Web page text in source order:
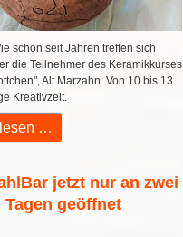
schon seit Jahren treffen sich
die Teilnehmer des Keramikkurses
Alt Marzahn. Von 10 bis 13
Kreativzeit.
…
jetzt nur an zwei
Tagen geöffnet